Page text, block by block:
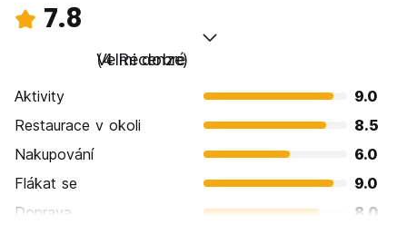
7.8
Velmi dobré
(4 Recenze)
Aktivity
9.0
Restaurace v okoli
8.5
Nakupování
6.0
Flákat se
9.0
Doprava
8.0